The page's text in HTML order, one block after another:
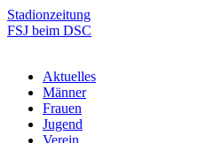
Zum
Inhalt
Stadionzeitung
FSJ beim DSC
Aktuelles
Männer
Frauen
Jugend
Verein